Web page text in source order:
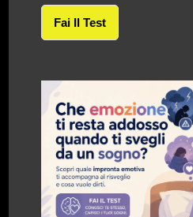
Fai Il Test